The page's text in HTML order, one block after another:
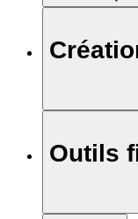
Outils